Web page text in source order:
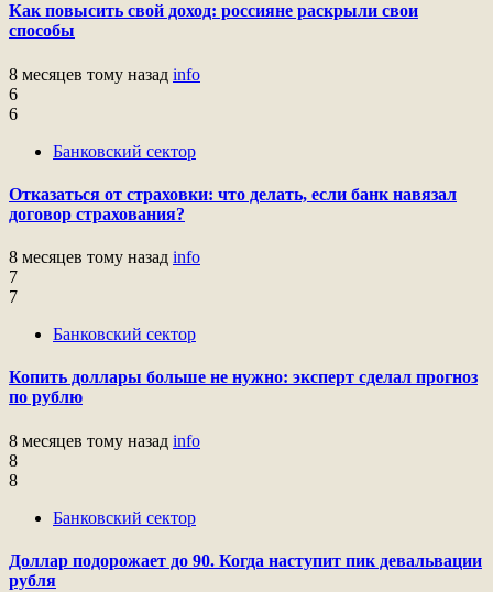
Как повысить свой доход: россияне раскрыли свои
способы
8 месяцев тому назад info
6
6
Банковский сектор
Отказаться от страховки: что делать, если банк навязал
договор страхования?
8 месяцев тому назад info
7
7
Банковский сектор
Копить доллары больше не нужно: эксперт сделал прогноз
по рублю
8 месяцев тому назад info
8
8
Банковский сектор
Доллар подорожает до 90. Когда наступит пик девальвации
рубля